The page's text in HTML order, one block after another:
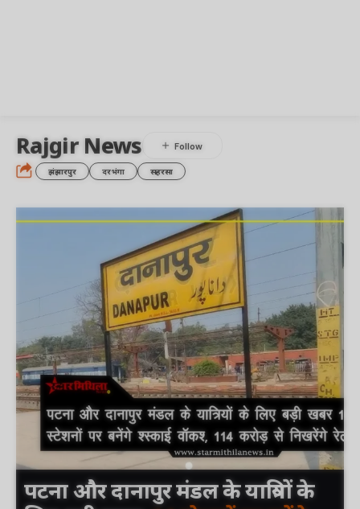
Rajgir News
झंझारपुर दरभंगा सहरसा
पटना और दानापुर मंडल के यात्रियों के